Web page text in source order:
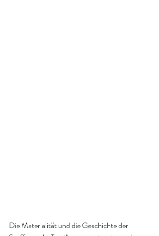
Die Materialität und die Geschichte der